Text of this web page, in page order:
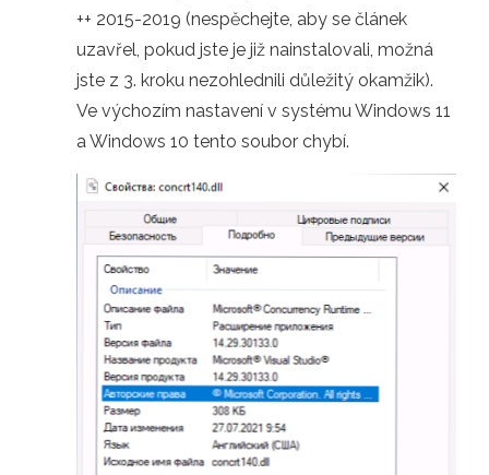
++ 2015-2019 (nespěchejte, aby se článek
uzavřel, pokud jste je již nainstalovali, možná
jste z 3. kroku nezohlednili důležitý okamžik).
Ve výchozím nastavení v systému Windows 11
a Windows 10 tento soubor chybí.